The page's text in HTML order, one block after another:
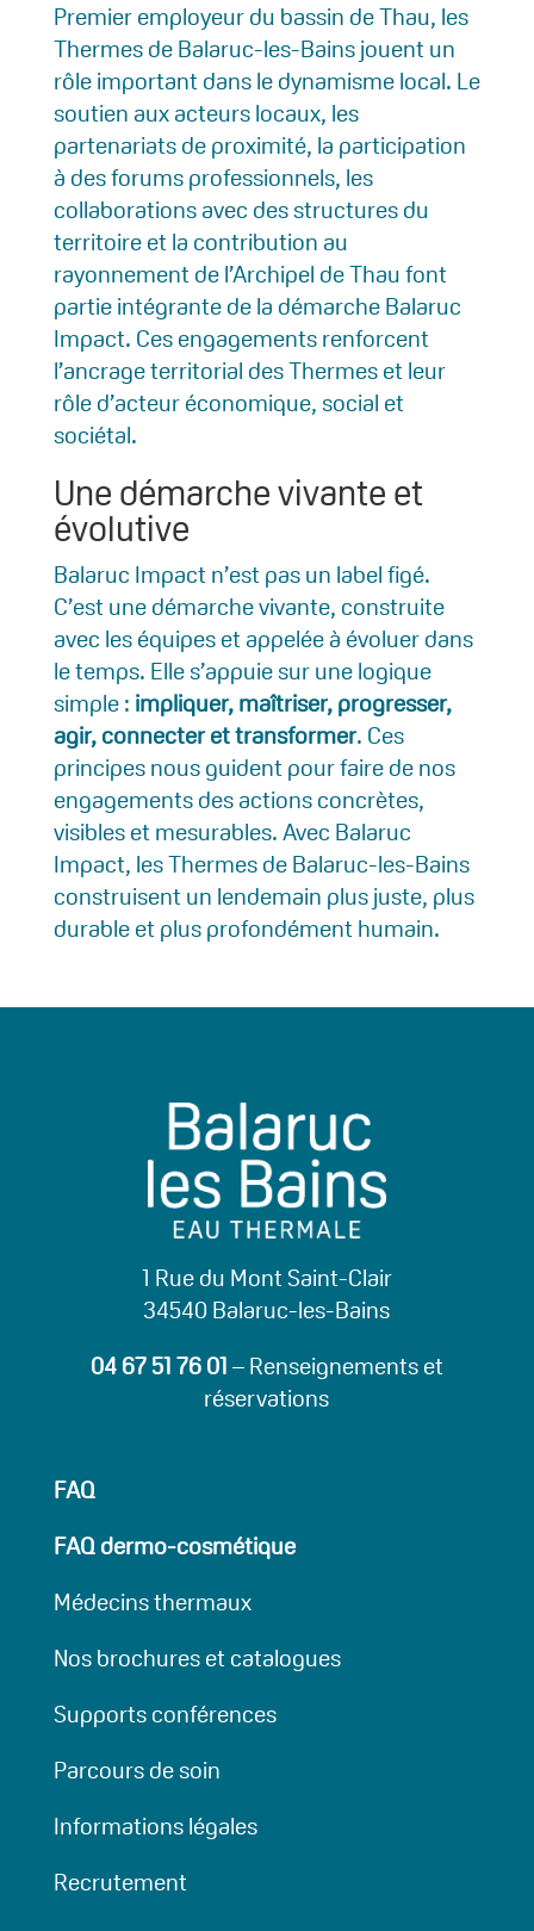
Premier employeur du bassin de Thau, les
Thermes de Balaruc-les-Bains jouent un
rôle important dans le dynamisme local. Le
soutien aux acteurs locaux, les
partenariats de proximité, la participation
à des forums professionnels, les
collaborations avec des structures du
territoire et la contribution au
rayonnement de l’Archipel de Thau font
partie intégrante de la démarche Balaruc
Impact. Ces engagements renforcent
l’ancrage territorial des Thermes et leur
rôle d’acteur économique, social et
sociétal.
Une démarche vivante et
évolutive
Balaruc Impact n’est pas un label figé.
C’est une démarche vivante, construite
avec les équipes et appelée à évoluer dans
le temps. Elle s’appuie sur une logique
simple : impliquer, maîtriser, progresser,
agir, connecter et transformer. Ces
principes nous guident pour faire de nos
engagements des actions concrètes,
visibles et mesurables. Avec Balaruc
Impact, les Thermes de Balaruc-les-Bains
construisent un lendemain plus juste, plus
durable et plus profondément humain.
1 Rue du Mont Saint-Clair
34540 Balaruc-les-Bains
04 67 51 76 01– Renseignements et
réservations
FAQ
FAQ dermo-cosmétique
Médecins thermaux
Nos brochures et catalogues
Supports conférences
Parcours de soin
Informations légales
Recrutement